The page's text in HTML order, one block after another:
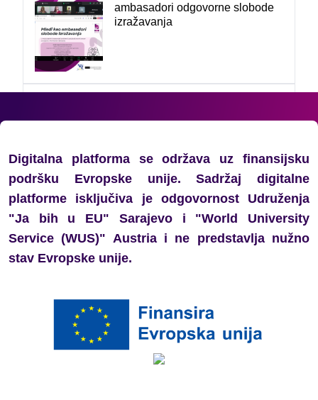
ambasadori odgovorne slobode
izražavanja
Glas mladih važan je sada:
obrazovanje kao prostor slobode
izražavanja i aktivnog učešća
Generacija koja ne šuti: Mladi iz
regiona o slobodi izražavanja i
promjenama
Digitalna platforma se održava uz finansijsku
podršku Evropske unije. Sadržaj digitalne
platforme isključiva je odgovornost Udruženja
"Ja bih u EU" Sarajevo i "World University
Service (WUS)" Austria i ne predstavlja nužno
stav Evropske unije.